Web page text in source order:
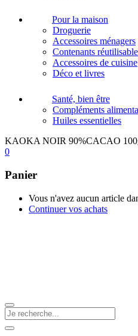
Pour la maison
Droguerie
Accessoires ménagers
Contenants
Accessoires de cuisine
Déco et livres
Santé, bien être
Compléments
Huiles essentielles
KAOKA NOIR 90%CACAO
0
Panier
Vous n'avez aucun article
Continuer vos achats